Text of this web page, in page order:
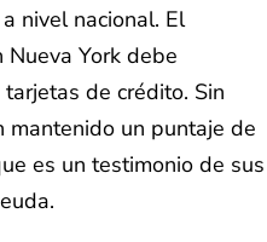
nivel nacional. El
York debe
de crédito. Sin
mantenido un puntaje de
es un testimonio de sus